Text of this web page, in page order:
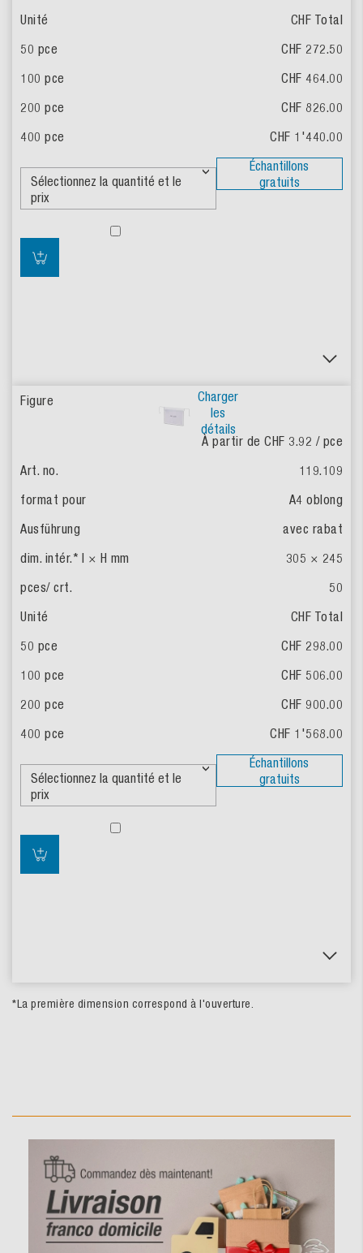
CHF Total
CHF 272.50
CHF 464.00
CHF 826.00
CHF 1'440.00
Échantillons
gratuits
Charger
les
détails
À partir de CHF 3.92 / pce
119.109
A4 oblong
avec rabat
305 × 245
50
CHF Total
CHF 298.00
CHF 506.00
CHF 900.00
CHF 1'568.00
Échantillons
gratuits
*La première dimension correspond à l'ouverture.